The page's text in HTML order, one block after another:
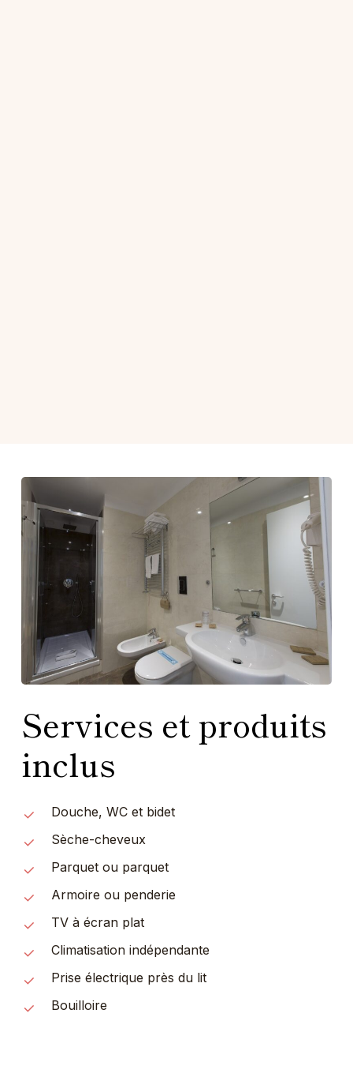
Services et produits
inclus
Douche, WC et bidet
Sèche-cheveux
Parquet ou parquet
Armoire ou penderie
TV à écran plat
Climatisation indépendante
Prise électrique près du lit
Bouilloire